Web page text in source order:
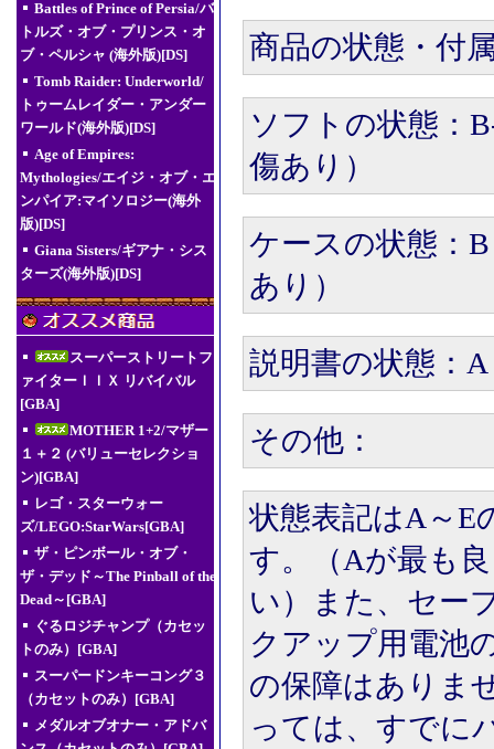
Battles of Prince of Persia/バ
トルズ・オブ・プリンス・オ
ブ・ペルシャ (海外版)[DS]
Tomb Raider: Underworld/
トゥームレイダー・アンダー
ワールド(海外版)[DS]
Age of Empires:
Mythologies/エイジ・オブ・エ
ンパイア:マイソロジー(海外
版)[DS]
Giana Sisters/ギアナ・シス
ターズ(海外版)[DS]
スーパーストリートフ
ァイターＩＩＸ リバイバル
[GBA]
MOTHER 1+2/マザー
１＋２ (バリューセレクショ
ン)[GBA]
レゴ・スターウォー
ズ/LEGO:StarWars[GBA]
ザ・ピンボール・オブ・
ザ・デッド～The Pinball of the
Dead～[GBA]
ぐるロジチャンプ（カセッ
トのみ）[GBA]
スーパードンキーコング３
（カセットのみ）[GBA]
メダルオブオナー・アドバ
商品の状態・付
ソフトの状態：
傷あり）
ケースの状態：
あり）
説明書の状態：
その他：
状態表記はA～E
す。（Aが最も
い）また、セー
クアップ用電池
の保障はありま
っては、すでに